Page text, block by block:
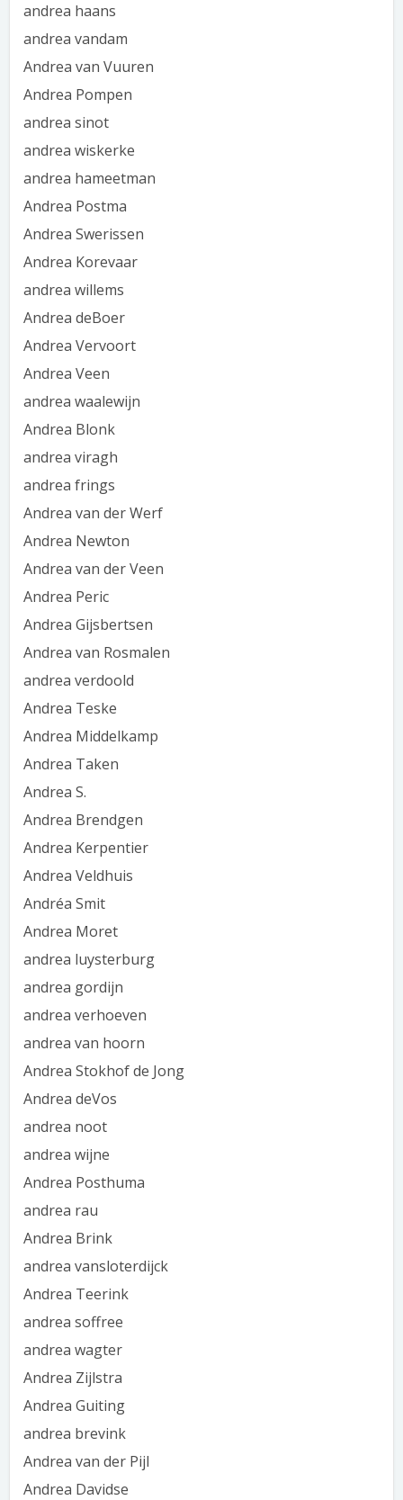
andrea haans
andrea vandam
Andrea van Vuuren
Andrea Pompen
andrea sinot
andrea wiskerke
andrea hameetman
Andrea Postma
Andrea Swerissen
Andrea Korevaar
andrea willems
Andrea deBoer
Andrea Vervoort
Andrea Veen
andrea waalewijn
Andrea Blonk
andrea viragh
andrea frings
Andrea van der Werf
Andrea Newton
Andrea van der Veen
Andrea Peric
Andrea Gijsbertsen
Andrea van Rosmalen
andrea verdoold
Andrea Teske
Andrea Middelkamp
Andrea Taken
Andrea S.
Andrea Brendgen
Andrea Kerpentier
Andrea Veldhuis
Andréa Smit
Andrea Moret
andrea luysterburg
andrea gordijn
andrea verhoeven
andrea van hoorn
Andrea Stokhof de Jong
Andrea deVos
andrea noot
andrea wijne
Andrea Posthuma
andrea rau
Andrea Brink
andrea vansloterdijck
Andrea Teerink
andrea soffree
andrea wagter
Andrea Zijlstra
Andrea Guiting
andrea brevink
Andrea van der Pijl
Andrea Davidse